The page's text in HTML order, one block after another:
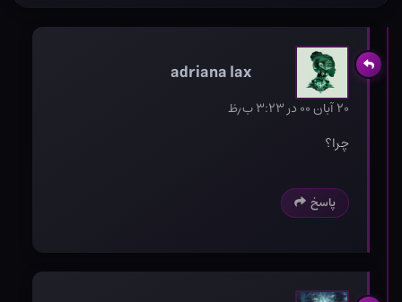
adriana lax
۲۰ آبان ۰۰ در ۳:۲۳ ب٫ظ
چرا؟
پاسخ